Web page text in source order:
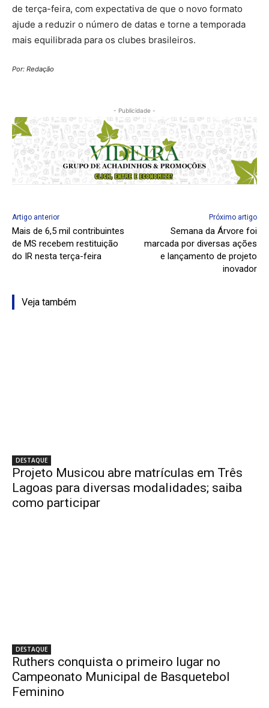
de terça-feira, com expectativa de que o novo formato
ajude a reduzir o número de datas e torne a temporada
mais equilibrada para os clubes brasileiros.
Por: Redação
- Publicidade -
Artigo anterior
Mais de 6,5 mil contribuintes
de MS recebem restituição
do IR nesta terça-feira
Próximo artigo
Semana da Árvore foi
marcada por diversas ações
e lançamento de projeto
inovador
Veja também
DESTAQUE
Projeto Musicou abre matrículas em Três
Lagoas para diversas modalidades; saiba
como participar
DESTAQUE
Ruthers conquista o primeiro lugar no
Campeonato Municipal de Basquetebol
Feminino